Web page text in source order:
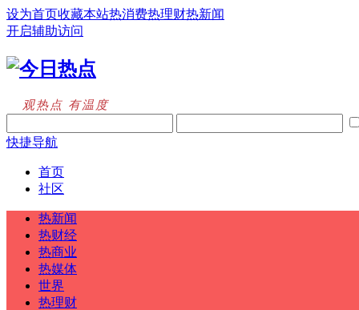
设为首页收藏本站热消费热理财热新闻
开启辅助访问
观热点 有温度
快捷导航
首页
社区
热新闻
热财经
热商业
热媒体
世界
热理财